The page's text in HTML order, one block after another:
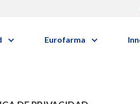
Eurofarma